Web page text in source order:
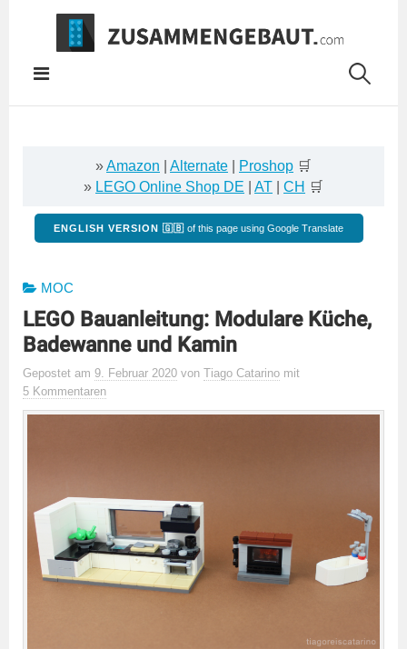
Springe
Inhalt
»Amazon Alternate Proshop 🛒
» LEGO Online Shop DE AT CH 🛒
ENGLISH VERSION 🇬🇧 of this page using Google Translate
MOC
LEGO Bauanleitung: Modulare Küche,
Badewanne und Kamin
Gepostet am 9. Februar 2020 von Tiago Catarino mit
5 Kommentaren